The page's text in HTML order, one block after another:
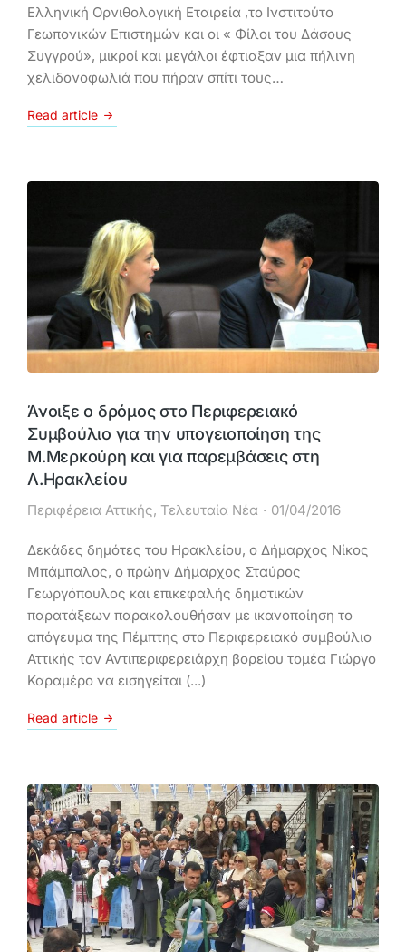
Ελληνική Ορνιθολογική Εταιρεία ,το Ινστιτούτο
Γεωπονικών Επιστημών και οι « Φίλοι του Δάσους
Συγγρού», μικροί και μεγάλοι έφτιαξαν μια πήλινη
χελιδονοφωλιά που πήραν σπίτι τους…
Read article
Άνοιξε ο δρόμος στο Περιφερειακό
Συμβούλιο για την υπογειοποίηση της
Μ.Μερκούρη και για παρεμβάσεις στη
Λ.Ηρακλείου
Περιφέρεια Αττικής, Τελευταία Νέα 01/04/2016
Δεκάδες δημότες του Ηρακλείου, ο Δήμαρχος Νίκος
Μπάμπαλος, ο πρώην Δήμαρχος Σταύρος
Γεωργόπουλος και επικεφαλής δημοτικών
παρατάξεων παρακολουθήσαν με ικανοποίηση το
απόγευμα της Πέμπτης στο Περιφερειακό συμβούλιο
Αττικής τον Αντιπεριφερειάρχη βορείου τομέα Γιώργο
Καραμέρο να εισηγείται (...)
Read article